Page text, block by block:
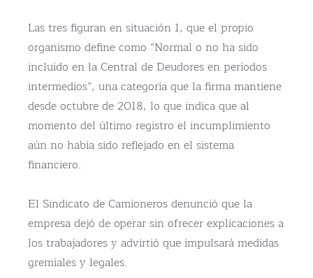
Las tres figuran en situación 1, que el propio
organismo define como “Normal o no ha sido
incluido en la Central de Deudores en períodos
intermedios”, una categoría que la firma mantiene
desde octubre de 2018, lo que indica que al
momento del último registro el incumplimiento
aún no había sido reflejado en el sistema
financiero.
El Sindicato de Camioneros denunció que la
empresa dejó de operar sin ofrecer explicaciones a
los trabajadores y advirtió que impulsará medidas
gremiales y legales.